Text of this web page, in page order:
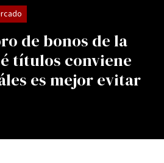
de bonos de la
títulos conviene
es mejor evitar